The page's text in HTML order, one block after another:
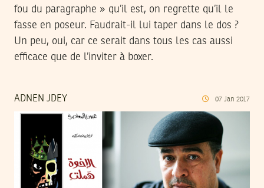
fou du paragraphe » qu’il est, on regrette qu’il le
fasse en poseur. Faudrait-il lui taper dans le dos ?
Un peu, oui, car ce serait dans tous les cas aussi
efficace que de l’inviter à boxer.
ADNEN JDEY 07 Jan 2017